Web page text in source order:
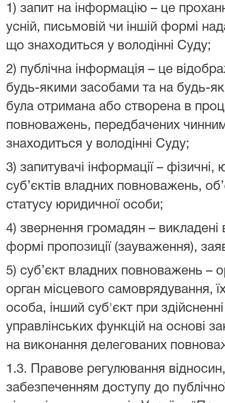
1) запит на інформацію – це
усній, письмовій чи іншій формі
що знаходиться у володінні Суду;
2) публічна інформація – це
будь-якими засобами та на будь-
була отримана або створена в
повноважень, передбачених
знаходиться у володінні Суду;
3) запитувачі інформації –
суб’єктів владних повноважень,
статусу юридичної особи;
4) звернення громадян – викладені
формі пропозиції (зауваження),
5) суб’єкт владних повноважень –
орган місцевого самоврядування,
особа, інший суб'єкт при
управлінських функцій на основі
на виконання делегованих
1.3. Правове регулювання відносин,
забезпеченням доступу до